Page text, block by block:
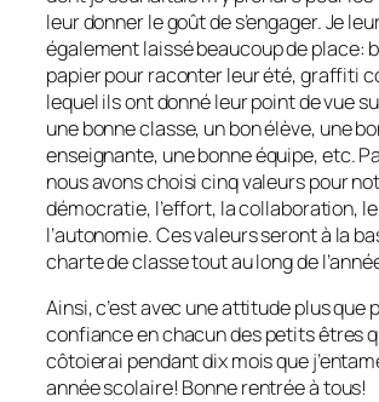
leur donner le goût de s’engager. Je
également laissé beaucoup de place:
papier pour raconter leur été, graffiti
lequel ils ont donné leur point de vue
une bonne classe, un bon élève, une
enseignante, une bonne équipe, etc.
nous avons choisi cinq valeurs pour
démocratie, l’effort, la collaboration,
l’autonomie. Ces valeurs seront à la
charte de classe tout au long de
Ainsi, c’est avec une attitude plus que
confiance en chacun des petits êtres
côtoierai pendant dix mois que
année scolaire! Bonne rentrée à tous!